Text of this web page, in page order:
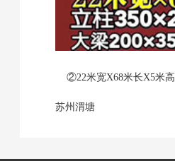
②22米宽X68米长X5米高
苏州渭塘